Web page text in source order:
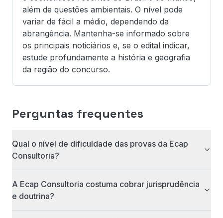
além de questões ambientais. O nível pode
variar de fácil a médio, dependendo da
abrangência. Mantenha-se informado sobre
os principais noticiários e, se o edital indicar,
estude profundamente a história e geografia
da região do concurso.
Perguntas frequentes
Qual o nível de dificuldade das provas da Ecap
Consultoria?
A Ecap Consultoria costuma cobrar jurisprudência
e doutrina?